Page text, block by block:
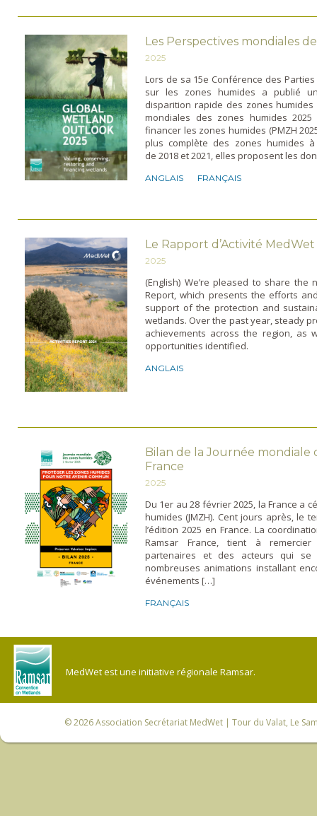
Les Perspectives mondiales
2025
Lors de sa 15e Conférence des
sur les zones humides a publié
disparition rapide des zones
mondiales des zones humides
financer les zones humides (PMZH
plus complète des zones humides
de 2018 et 2021, elles proposent les
ANGLAIS FRANÇAIS
Le Rapport d’Activité
2025
(English) We’re pleased to share the
Report, which presents the efforts
support of the protection and
wetlands. Over the past year, steady
achievements across the region, as
opportunities identified.
ANGLAIS
Bilan de la Journée mondiale
France
2025
Du 1er au 28 février 2025, la France a
humides (JMZH). Cent jours après, le
l’édition 2025 en France. La
Ramsar France, tient à remercier
partenaires et des acteurs qui
nombreuses animations installant
événements […]
FRANÇAIS
MedWet est une initiative régionale Ramsar.
© 2026Association Secrétariat MedWet | Tour du Valat, Le